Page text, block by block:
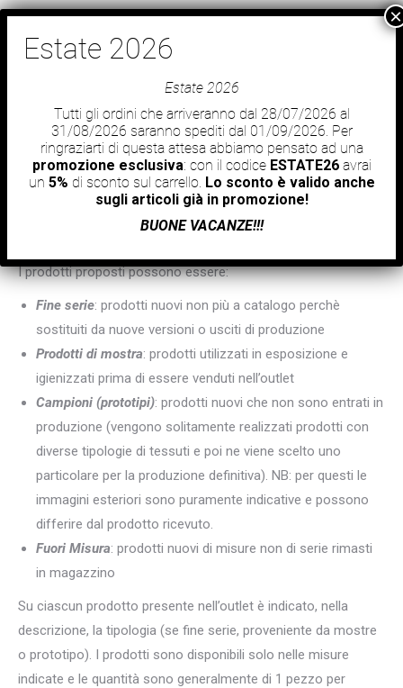
info@morfeus.it
page
opens
in
new
window
page
opens
in
new
window
MATERASSI E TOPPER
You are here:
Outlet Materassi e Topper
I prodotti proposti possono essere:
Fine serie: prodotti nuovi non più a catalogo perchè
sostituiti da nuove versioni o usciti di produzione
Prodotti di mostra: prodotti utilizzati in esposizione e
igienizzati prima di essere venduti nell’outlet
Campioni (prototipi): prodotti nuovi che non sono entrati in
produzione (vengono solitamente realizzati prodotti con
diverse tipologie di tessuti e poi ne viene scelto uno
particolare per la produzione definitiva). NB: per questi le
immagini esteriori sono puramente indicative e possono
differire dal prodotto ricevuto.
Fuori Misura: prodotti nuovi di misure non di serie rimasti
in magazzino
Su ciascun prodotto presente nell’outlet è indicato, nella
descrizione, la tipologia (se fine serie, proveniente da mostre
o prototipo). I prodotti sono disponibili solo nelle misure
indicate e le quantità sono generalmente di 1 pezzo per
Estate 2026
Tutti gli ordini che arriveranno dal 28/07/2026 al
31/08/2026 saranno spediti dal 01/09/2026. Per
ringraziarti di questa attesa abbiamo pensato ad una
promozione esclusiva: con il codice ESTATE26avrai
un 5% di sconto sul carrello. Lo sconto è valido anche
sugli articoli già in promozione!
BUONE VACANZE!!!